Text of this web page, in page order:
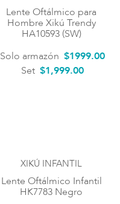
Lente Oftálmico para
Hombre Xikú Trendy
HA10593 (SW)
Solo armazón $1999.00
Set $1,999.00
XIKÚ INFANTIL
Lente Oftálmico Infantil
HK7783 Negro